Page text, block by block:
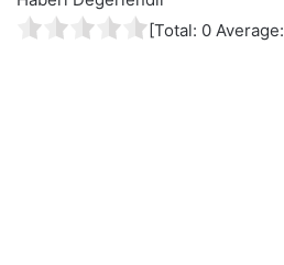
[Total: 0 Average: